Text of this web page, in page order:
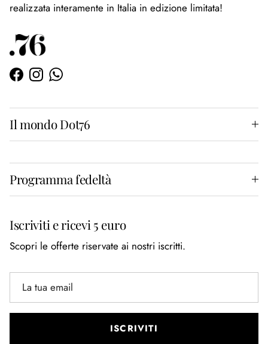
realizzata interamente in Italia in edizione limitata!
Facebook
InstagramWhatsApp
Il mondo Dot76
Programma fedeltà
Iscriviti e ricevi 5 euro
Scopri le offerte riservate ai nostri iscritti.
ISCRIVITI